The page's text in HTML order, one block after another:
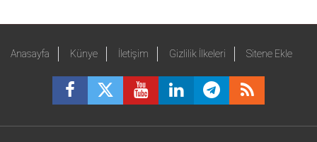
Anasayfa Künye İletişim Gizlilik İlkeleri Sitene Ekle